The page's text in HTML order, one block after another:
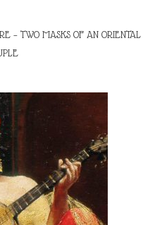
– TWO MASKS OF AN ORIENTAL